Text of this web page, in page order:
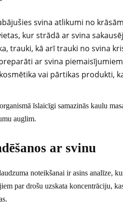
svina atlikumi no
kur strādā ar svina
trauki, kā arī trauki no svina
ar svina piemaisījumiem
vai pārtikas produkti,
īslaicīgi samazinās kaulu
auglim.
ar svinu
noteikšanai ir asins analīze,
par drošu uzskata koncentrāciju,